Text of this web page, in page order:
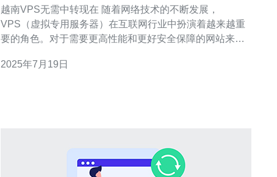
越南VPS无需中转现在 随着网络技术的不断发展，
VPS（虚拟专用服务器）在互联网行业中扮演着越来越重
要的角色。对于需要更高性能和更好安全保障的网站来
在近年来逐渐受到关注，其优势主要体现在以下几个方
2025年7月19日